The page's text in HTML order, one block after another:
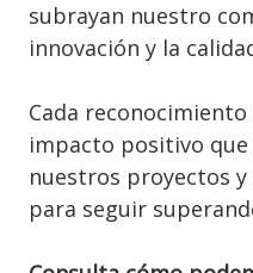
subrayan nuestro
innovación y la
Cada
impacto positivo
nuestros proyectos
para seguir